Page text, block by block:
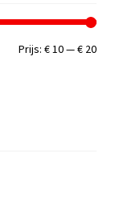
Min.
Prijs:€ 10—€ 20